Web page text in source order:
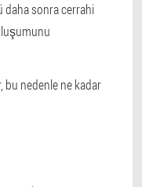
daha sonra cerrahi
bu nedenle ne kadar